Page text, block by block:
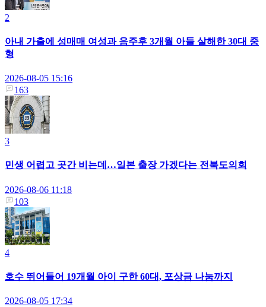
2
아내 가출에 성매매 여성과 음주후 3개월 아들 살해한 30대 중
형
2026-08-05 15:16
163
3
민생 어렵고 곳간 비는데…일본 출장 가겠다는 전북도의회
2026-08-06 11:18
103
4
호수 뛰어들어 19개월 아이 구한 60대, 포상금 나눔까지
2026-08-05 17:34